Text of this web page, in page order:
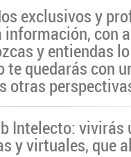
exclusivos y
con
y entiendas
quedarás con
otras
Intelecto: vivirás
y virtuales, que